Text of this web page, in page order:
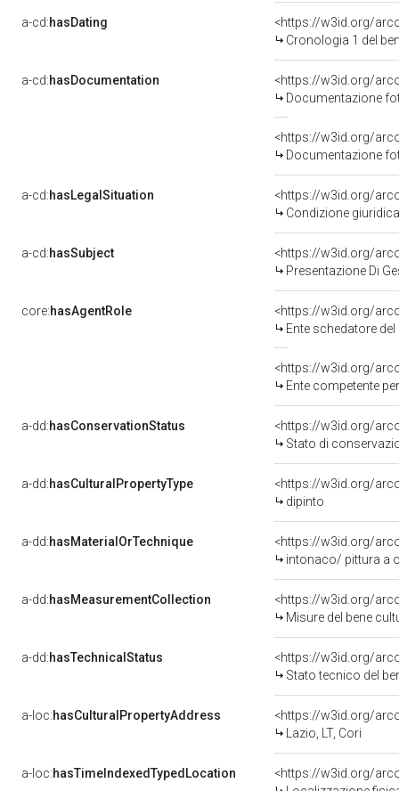
a-cd:hasDating
<https://w3id.org/
Cronologia 1 del
a-cd:hasDocumentation
Documentazione
Documentazione
a-cd:hasLegalSituation
Condizione
a-cd:hasSubject
<https://w3id.org/
Presentazione Di
core:hasAgentRole
<https://w3id.org/
Ente schedatore
<https://w3id.org/
Ente competente per tutela del
a-dd:hasConservationStatus
<https://w3id.org/
Stato di
a-dd:hasCulturalPropertyType
<https://w3id.org/
dipinto
a-dd:hasMaterialOrTechnique
<https://w3id.org/
intonaco/ pittura a
a-dd:hasMeasurementCollection
<https://w3id.org/
Misure del bene
a-dd:hasTechnicalStatus
<https://w3id.org/
Stato tecnico del
a-loc:hasCulturalPropertyAddress
<https://w3id.org/
Lazio, LT, Cori
a-loc:hasTimeIndexedTypedLocation
<https://w3id.org/